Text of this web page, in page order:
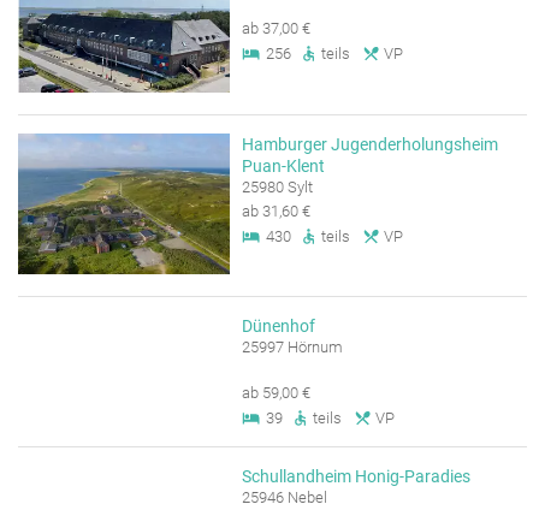
ab 37,00 €
256
teils VP
Hamburger Jugenderholungsheim
Puan-Klent
25980 Sylt
ab 31,60 €
430
teils VP
Dünenhof
25997 Hörnum
ab 59,00 €
39
teils VP
Schullandheim Honig-Paradies
25946 Nebel